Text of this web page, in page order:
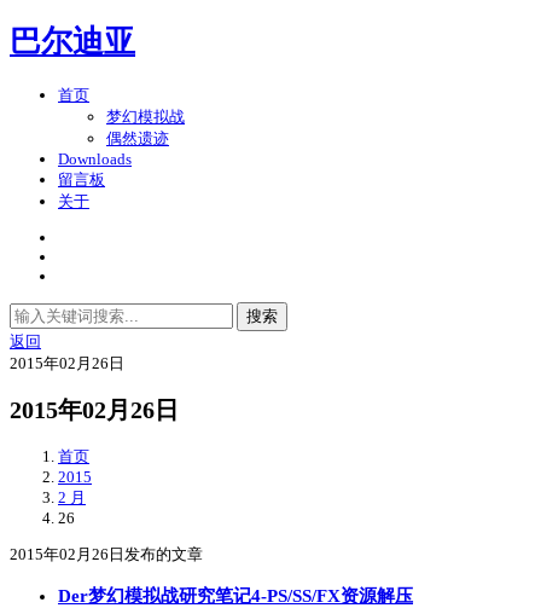
巴尔迪亚
首页
梦幻模拟战
偶然遗迹
Downloads
留言板
关于
搜索
返回
2015年02月26日
2015年02月26日
首页
2015
2 月
26
2015年02月26日发布的文章
Der梦幻模拟战研究笔记4-PS/SS/FX资源解压